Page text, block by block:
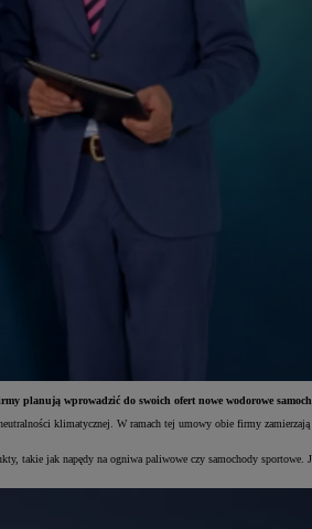
planują wprowadzić do swoich ofert nowe wodorowe
klimatycznej. W ramach tej umowy obie firmy zamierzają
takie jak napędy na ogniwa paliwowe czy samochody